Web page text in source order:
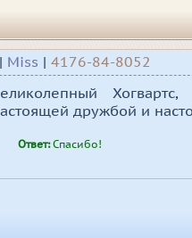
| Miss | 4176-84-8052
дружбой и
Ответ:Спасибо!